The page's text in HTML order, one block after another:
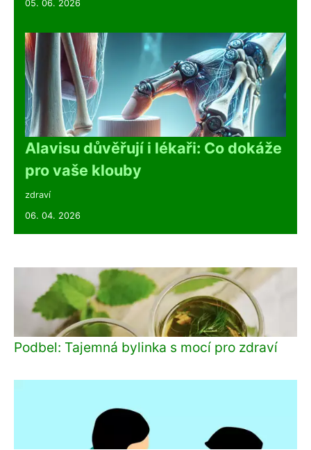
05. 06. 2026
Alavisu důvěřují i lékaři: Co dokáže
pro vaše klouby
zdraví
06. 04. 2026
Podbel: Tajemná bylinka s mocí pro zdraví